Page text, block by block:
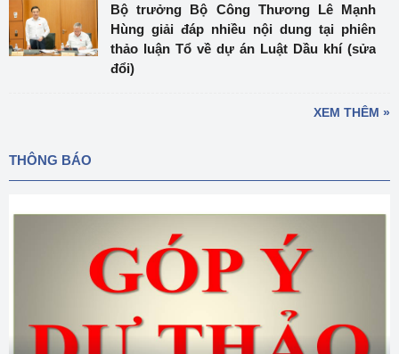
Bộ trưởng Bộ Công Thương Lê Mạnh
Hùng giải đáp nhiều nội dung tại phiên
thảo luận Tổ về dự án Luật Dầu khí (sửa
đổi)
XEM THÊM »
THÔNG BÁO